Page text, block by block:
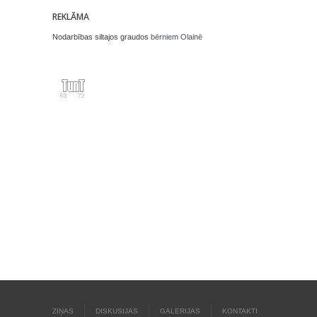
REKLĀMA
Nodarbības siltajos graudos bērniem Olainē
ZIŅAS DISKUSIJAS GALERIJAS KONTAKTI